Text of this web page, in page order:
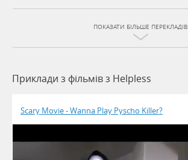
ПОКАЗАТИ БІЛЬШЕ ПЕРЕКЛАДІВ
Приклади з фільмів з Helpless
Scary Movie - Wanna Play Pyscho Killer?